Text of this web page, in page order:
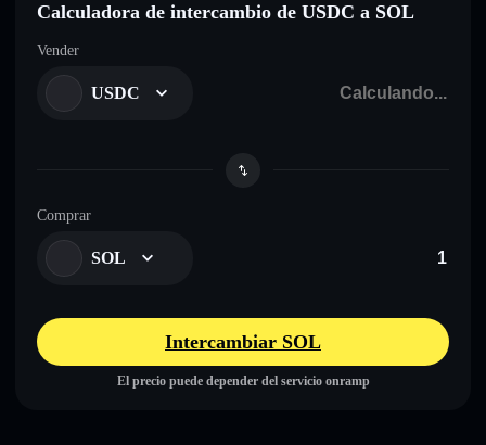
Calculadora de intercambio de USDC a SOL
Vender
USDC
Comprar
SOL
Intercambiar SOL
El precio puede depender del servicio onramp